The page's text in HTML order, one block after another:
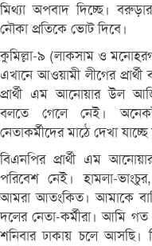
মিথ্যা অপবাদ দিচ্ছে।
নৌকা প্রতিকে ভোট দিবে।
কুমিল্লা-৯ (লাকসাম ও
এখানে আওয়ামী লীগের
প্রার্থী এম আনোয়ার উল
বলতে গেলে নেই।
নেতাকর্মীদের মাঠে দেখা যাচ্ছে
বিএনপির প্রার্থী এম
পরিবেশ নেই। হামলা-
আমরা আতংকিত। আমাকে
দলের নেতা-কর্মীরা। আমি
শনিবার ঢাকায় চলে আসছি।